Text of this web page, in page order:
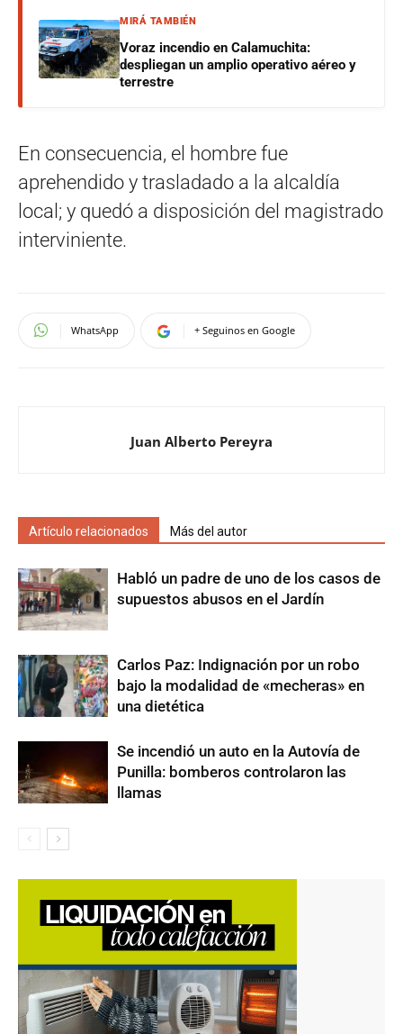
MIRÁ TAMBIÉN
Voraz incendio en Calamuchita:
despliegan un amplio operativo aéreo y
terrestre
En consecuencia, el hombre fue
aprehendido y trasladado a la alcaldía
local; y quedó a disposición del magistrado
interviniente.
WhatsApp + Seguinos en Google
Juan Alberto Pereyra
Artículo relacionados Más del autor
Habló un padre de uno de los casos de
supuestos abusos en el Jardín
Carlos Paz: Indignación por un robo
bajo la modalidad de «mecheras» en
una dietética
Se incendió un auto en la Autovía de
Punilla: bomberos controlaron las
llamas